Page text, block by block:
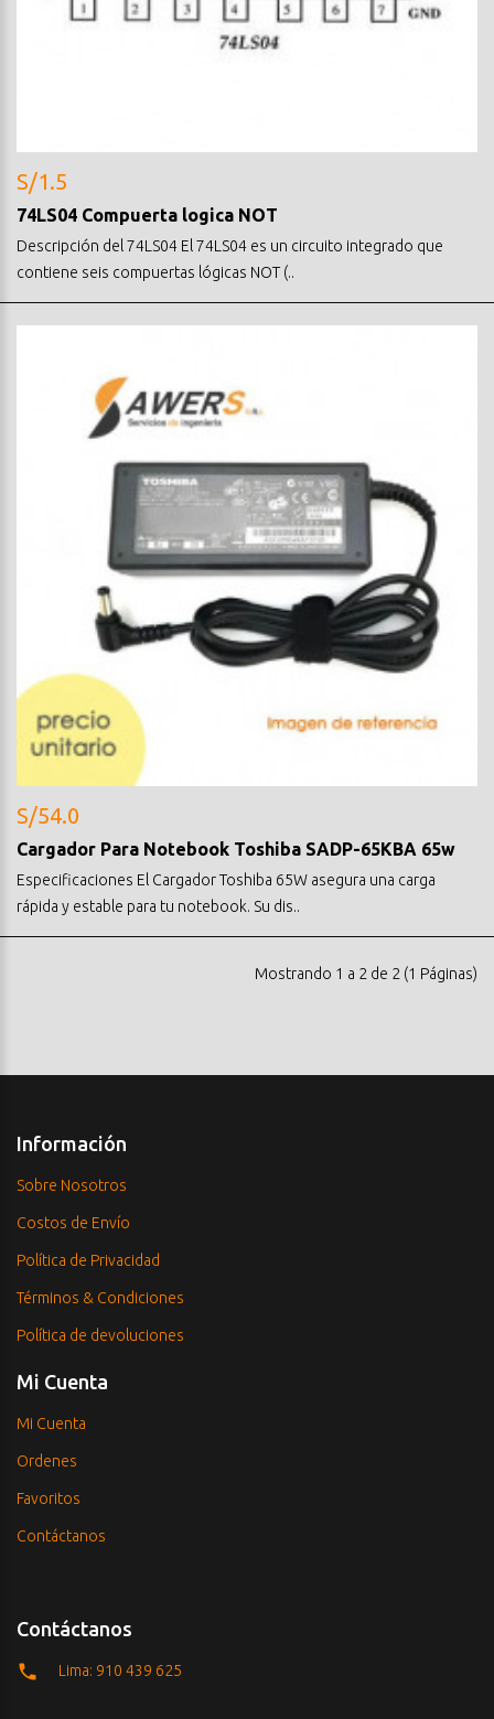
S/1.5
74LS04 Compuerta logica NOT
Descripción del 74LS04 El 74LS04 es un circuito integrado que
contiene seis compuertas lógicas NOT (..
S/54.0
Cargador Para Notebook Toshiba SADP-65KBA 65w
Especificaciones El Cargador Toshiba 65W asegura una carga
rápida y estable para tu notebook. Su dis..
Mostrando 1 a 2 de 2 (1 Páginas)
Información
Sobre Nosotros
Costos de Envío
Política de Privacidad
Términos & Condiciones
Política de devoluciones
Mi Cuenta
Mi Cuenta
Ordenes
Favoritos
Contáctanos
Contáctanos
Lima: 910 439 625